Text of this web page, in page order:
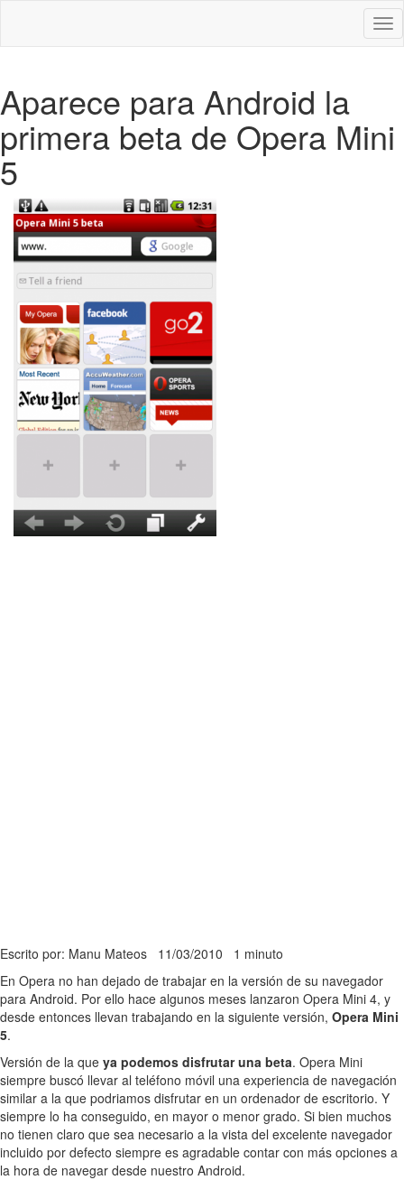
Aparece para Android la
primera beta de Opera Mini
5
Escrito por: Manu Mateos 11/03/2010 1 minuto
En Opera no han dejado de trabajar en la versión de su navegador
para Android. Por ello hace algunos meses lanzaron Opera Mini 4, y
desde entonces llevan trabajando en la siguiente versión, Opera Mini
5.
Versión de la que ya podemos disfrutar una beta. Opera Mini
siempre buscó llevar al teléfono móvil una experiencia de navegación
similar a la que podriamos disfrutar en un ordenador de escritorio. Y
siempre lo ha conseguido, en mayor o menor grado. Si bien muchos
no tienen claro que sea necesario a la vista del excelente navegador
incluido por defecto siempre es agradable contar con más opciones a
la hora de navegar desde nuestro Android.